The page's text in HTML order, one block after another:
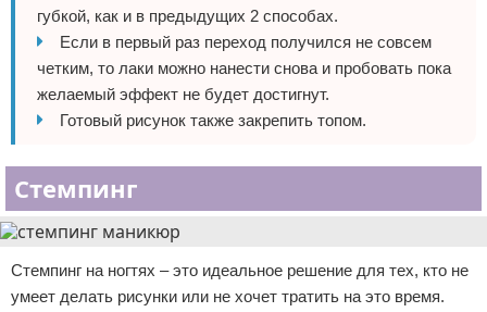
губкой, как и в предыдущих 2 способах.
Если в первый раз переход получился не совсем
четким, то лаки можно нанести снова и пробовать пока
желаемый эффект не будет достигнут.
Готовый рисунок также закрепить топом.
Стемпинг
Стемпинг на ногтях – это идеальное решение для тех, кто не
умеет делать рисунки или не хочет тратить на это время.